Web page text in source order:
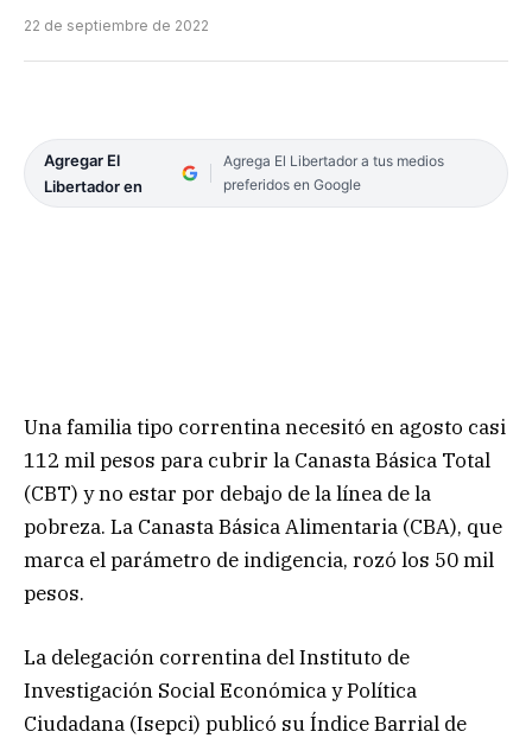
22 de septiembre de 2022
Agregar El
Libertador en
Agrega El Libertador a tus medios
preferidos en Google
Una familia tipo correntina necesitó en agosto casi
112 mil pesos para cubrir la Canasta Básica Total
(CBT) y no estar por debajo de la línea de la
pobreza. La Canasta Básica Alimentaria (CBA), que
marca el parámetro de indigencia, rozó los 50 mil
pesos.
La delegación correntina del Instituto de
Investigación Social Económica y Política
Ciudadana (Isepci) publicó su Índice Barrial de